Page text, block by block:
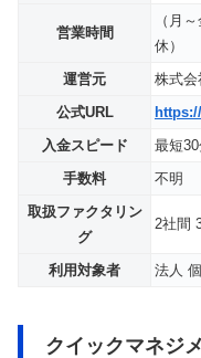
営業時間
（月
休）
運営元
株式会
公式URL
入金スピード
最短30
手数料
不明
取扱ファクタリン
グ
2社間
利用対象者 法人
クイックマネジ